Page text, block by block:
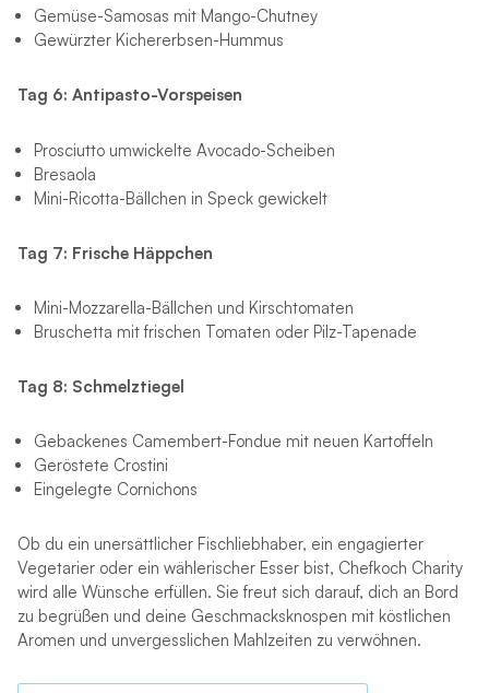
Gemüse-Samosas mit Mango-Chutney
Gewürzter Kichererbsen-Hummus
Tag 6: Antipasto-Vorspeisen
Prosciutto umwickelte Avocado-Scheiben
Bresaola
Mini-Ricotta-Bällchen in Speck gewickelt
Tag 7: Frische Häppchen
Mini-Mozzarella-Bällchen und Kirschtomaten
Bruschetta mit frischen Tomaten oder Pilz-Tapenade
Tag 8: Schmelztiegel
Gebackenes Camembert-Fondue mit neuen Kartoffeln
Geröstete Crostini
Eingelegte Cornichons
Ob du ein unersättlicher Fischliebhaber, ein engagierter
Vegetarier oder ein wählerischer Esser bist, Chefkoch Charity
wird alle Wünsche erfüllen. Sie freut sich darauf, dich an Bord
zu begrüßen und deine Geschmacksknospen mit köstlichen
Aromen und unvergesslichen Mahlzeiten zu verwöhnen.